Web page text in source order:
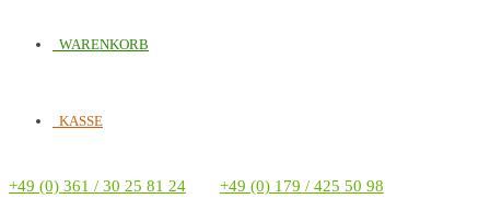
WARENKORB
KASSE
+49 (0) 361 / 30 25 81 24 +49 (0) 179 / 425 50 98